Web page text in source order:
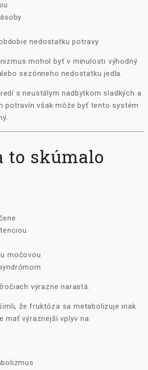
nedostatku potravy
mohol byť v minulosti výhodný
sezónneho nedostatku jedla.
s neustálym nadbytkom sladkých a
potravín však môže byť tento systém
to skúmalo
močovou
výrazne narastá.
že fruktóza sa metabolizuje inak
mať výraznejší vplyv na: